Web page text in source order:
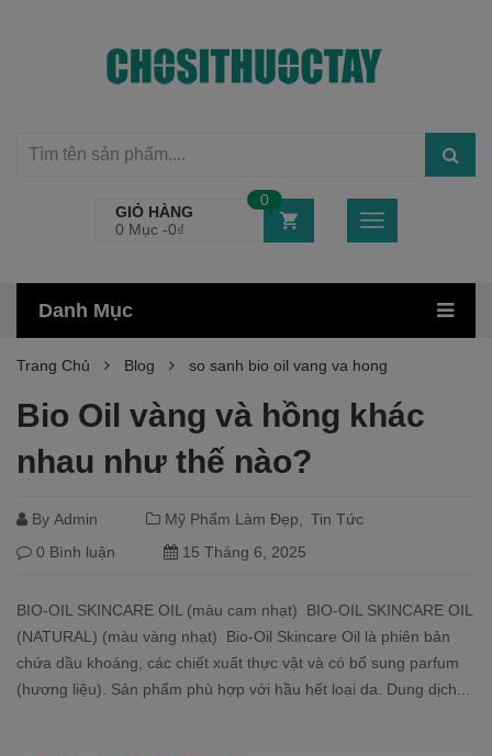
GIỎ HÀNG
0 Mục -0₫
0
Danh Mục
Trang Chủ Blog so sanh bio oil vang va hong
Bio Oil vàng và hồng khác
nhau như thế nào?
By Admin Mỹ Phẩm Làm Đẹp
Tin Tức
0 Bình luận
15 Tháng 6, 2025
BIO-OIL SKINCARE OIL (màu cam nhạt) BIO-OIL SKINCARE OIL
(NATURAL) (màu vàng nhạt) Bio-Oil Skincare Oil là phiên bản
chứa dầu khoáng, các chiết xuất thực vật và có bổ sung parfum
(hương liệu). Sản phẩm phù hợp với hầu hết loại da. Dung dịch...